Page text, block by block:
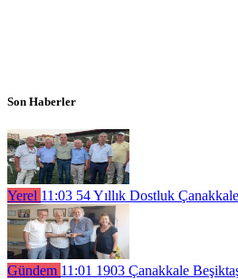
Son Haberler
Yerel 11:03 54 Yıllık Dostluk
Gündem 11:01 1903 Çanakkale